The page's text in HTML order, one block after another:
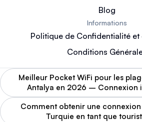
Blog
Informations
Politique de Confidentialité et
Conditions
Meilleur Pocket WiFi pour les
Antalya en 2026 – Connexion
Comment obtenir une
Turquie en tant que